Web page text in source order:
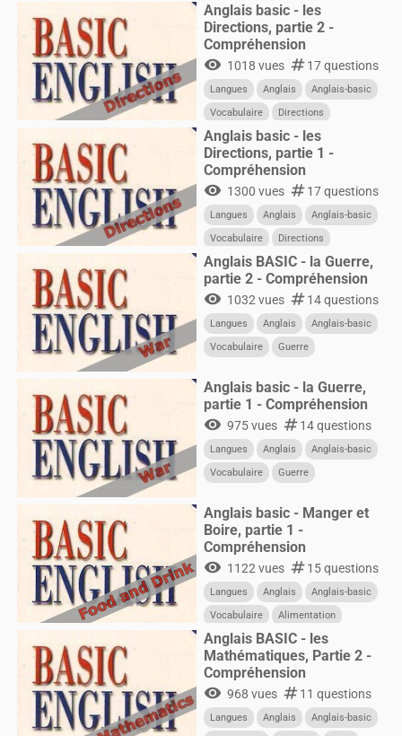
Anglais basic - les
Directions, partie 2 -
Compréhension
visibility 1018 vues numbers17 questions
Langues Anglais
Anglais-basic
Vocabulaire
Directions
Anglais basic - les
Directions, partie 1 -
Compréhension
visibility 1300 vues numbers17 questions
Langues Anglais
Anglais-basic
Vocabulaire
Directions
Anglais BASIC - la Guerre,
partie 2 - Compréhension
visibility 1032 vues numbers14 questions
Langues Anglais
Anglais-basic
Vocabulaire
Guerre
Anglais basic - la Guerre,
partie 1 - Compréhension
visibility 975 vues numbers14 questions
Langues Anglais
Anglais-basic
Vocabulaire
Guerre
Anglais basic - Manger et
Boire, partie 1 -
Compréhension
visibility 1122 vues numbers15 questions
Langues Anglais
Anglais-basic
Vocabulaire
Alimentation
Anglais BASIC - les
Mathématiques, Partie 2 -
Compréhension
visibility 968 vues numbers11 questions
Langues Anglais
Anglais-basic